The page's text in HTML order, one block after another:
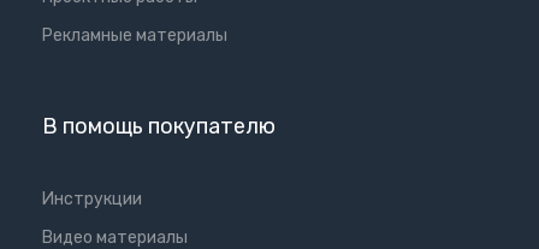
Рекламные материалы
В помощь покупателю
Инструкции
Видео материалы